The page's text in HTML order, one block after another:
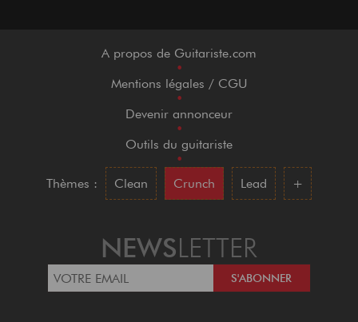
A propos de Guitariste.com
•
Mentions légales / CGU
•
Devenir annonceur
•
Outils du guitariste
•
Thèmes :
Clean Crunch Lead +
NEWSLETTER